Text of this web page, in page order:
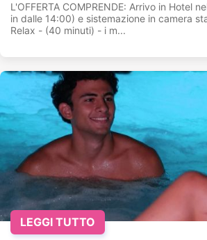
L'OFFERTA COMPRENDE: Arrivo in Hotel
in dalle 14:00) e sistemazione in camera
Relax - (40 minuti) - i m...
LEGGI TUTTO